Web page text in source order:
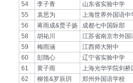
54
李子青 山东省实验中学
55
袁思为 上海世界外国语中
56
蒋雨成&贾子扬 成都七中国际部
58
胡祐川 江苏省南京市外国
59
梅雨涵 江西师大附中
60
彭隋心 辽宁省实验中学
61
黄子雨 上海光华学院剑桥
62
柳笛&罗辰玥 郑州外国语学校